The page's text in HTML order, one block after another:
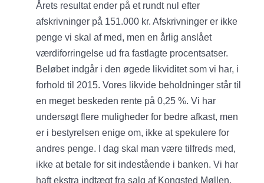
Årets resultat ender på et rundt nul efter
afskrivninger på 151.000 kr. Afskrivninger er ikke
penge vi skal af med, men en årlig anslået
værdiforringelse ud fra fastlagte procentsatser.
Beløbet indgår i den øgede likviditet som vi har, i
forhold til 2015. Vores likvide beholdninger står til
en meget beskeden rente på 0,25 %. Vi har
undersøgt flere muligheder for bedre afkast, men
er i bestyrelsen enige om, ikke at spekulere for
andres penge. I dag skal man være tilfreds med,
ikke at betale for sit indestående i banken. Vi har
haft ekstra indtægt fra salg af Kongsted Møllen,